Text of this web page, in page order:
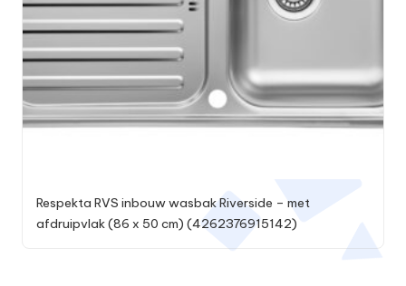
Respekta RVS inbouw wasbak Riverside – met
afdruipvlak (86 x 50 cm) (4262376915142)